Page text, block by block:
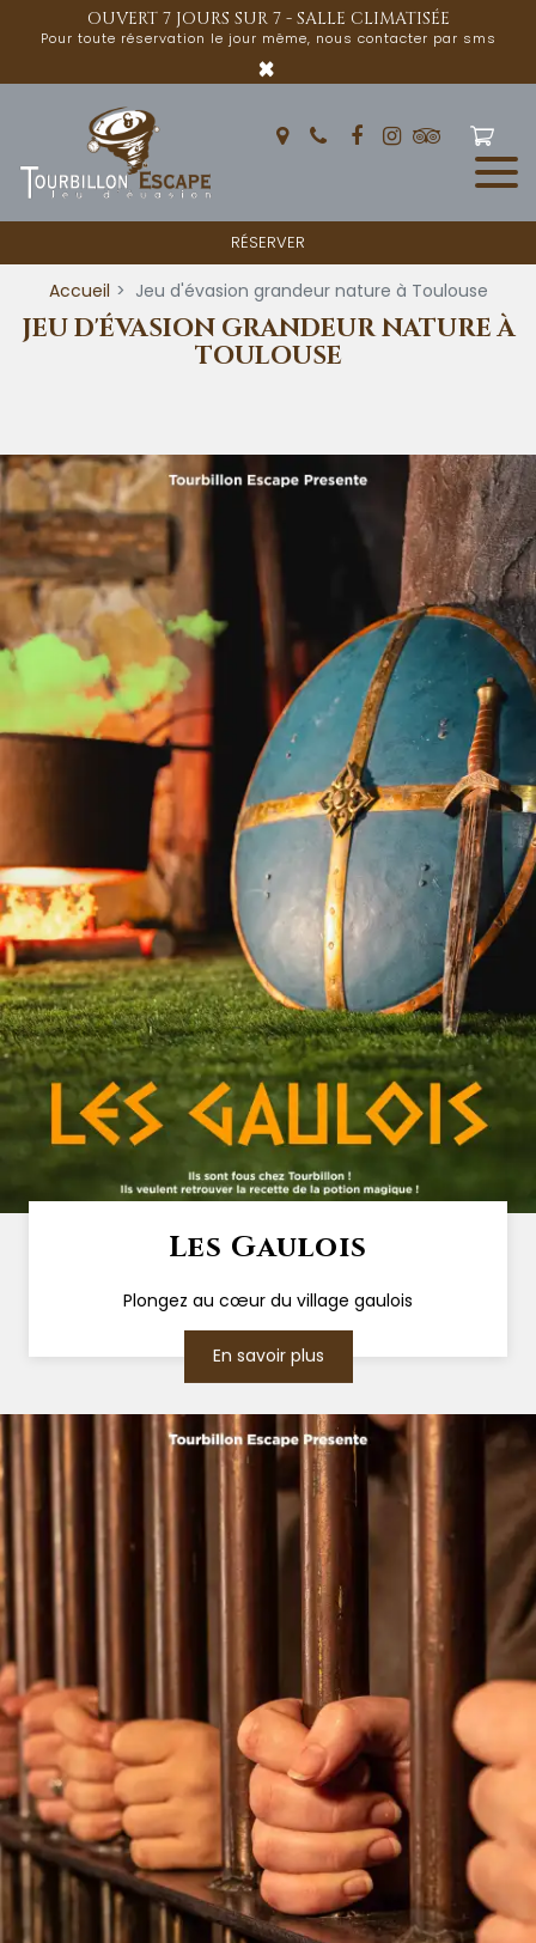
OUVERT 7 JOURS SUR 7 - SALLE CLIMATISÉE
Pour toute réservation le jour même, nous contacter par sms
×
RÉSERVER
Accueil Jeu d'évasion grandeur nature à Toulouse
JEU D'ÉVASION GRANDEUR NATURE À
TOULOUSE
Les Gaulois
Plongez au cœur du village gaulois
En savoir plus
Panneau de gestion des cookies